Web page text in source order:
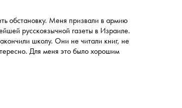
обстановку. Меня призвали в армию
русскоязычной газеты в Израиле.
школу. Они не читали книг, не
Для меня это было хорошим